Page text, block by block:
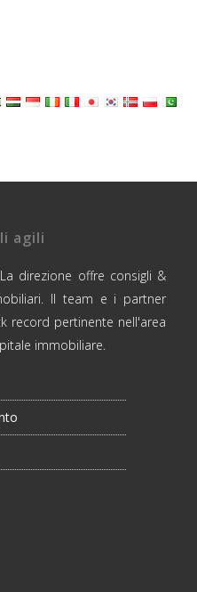
agili
direzione offre consigli &
Il team e i partner
record pertinente nell'area
immobiliare.